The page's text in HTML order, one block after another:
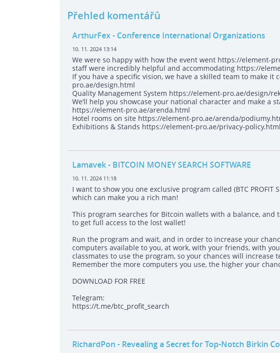
Přehled komentářů
ArthurFex- Conference International Organizations
10. 11. 2024 13:14
We were so happy with how the event went https://element-
staff were incredibly helpful and accommodating https://
If you have a specific vision, we have a skilled team to make it
pro.ae/design.html
Quality Management System https://element-pro.ae/design/
We’ll help you showcase your national character and make a
https://element-pro.ae/arenda.html
Hotel rooms on site https://element-pro.ae/arenda/
Exhibitions & Stands https://element-pro.ae/privacy-policy.html
Lamavek- BITCOIN MONEY SEARCH SOFTWARE
10. 11. 2024 11:18
I want to show you one exclusive program called (BTC PROFIT
which can make you a rich man!
This program searches for Bitcoin wallets with a balance,
to get full access to the lost wallet!
Run the program and wait, and in order to increase your
computers available to you, at work, with your friends, with
classmates to use the program, so your chances will increase
Remember the more computers you use, the higher your
DOWNLOAD FOR FREE
Telegram:
https://t.me/btc_profit_search
RichardPon - Revealing a Secret for Top-Notch Birkin